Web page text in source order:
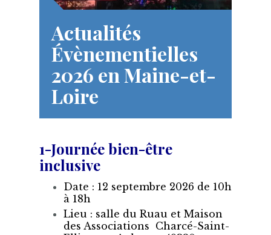
Actualités
Évènementielles
2026 en Maine-et-
Loire
1-Journée bien-être
inclusive
Date : 12 septembre 2026 de 10h
à 18h
Lieu : salle du Ruau et Maison
des Associations Charcé-Saint-